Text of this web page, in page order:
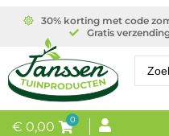
30% korting met code
Gratis
€ 0,00 0